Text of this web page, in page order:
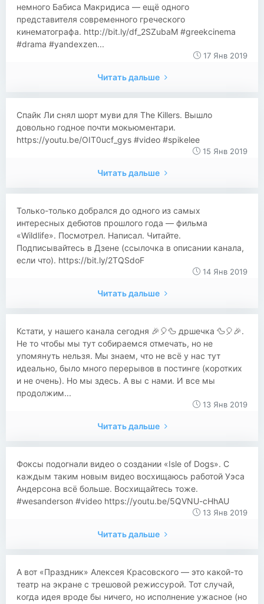
немного Бабиса Макридиса — ещё одного
представителя современного греческого
кинематографа. http://bit.ly/df_2SZubaM #greekcinema
#drama #yandexzen...
17 Янв 2019
Читать дальше
Спайк Ли снял шорт муви для The Killers. Вышло
довольно годное почти мокьюментари.
https://youtu.be/OIT0ucf_gys #video #spikelee
15 Янв 2019
Читать дальше
Только-только добрался до одного из самых
интересных дебютов прошлого года — фильма
«Wildlife». Посмотрел. Написал. Читайте.
Подписывайтесь в Дзене (ссылочка в описании канала,
если что). https://bit.ly/2TQSdoF
14 Янв 2019
Читать дальше
Кстати, у нашего канала сегодня 🎉🎈🦆 дршечка 🦆🎈🎉.
Не то чтобы мы тут собираемся отмечать, но не
упомянуть нельзя. Мы знаем, что не всё у нас тут
идеально, было много перерывов в постинге (коротких
и не очень). Но мы здесь. А вы с нами. И все мы
продолжим...
13 Янв 2019
Читать дальше
Фоксы подогнали видео о создании «Isle of Dogs». С
каждым таким новым видео восхищаюсь работой Уэса
Андерсона всё больше. Восхищайтесь тоже.
#wesanderson #video https://youtu.be/5QVNU-cHhAU
13 Янв 2019
Читать дальше
А вот «Праздник» Алексея Красовского — это какой-то
театр на экране с трешовой режиссурой. Тот случай,
когда идея вроде бы ничего, но исполнение ужасное (но